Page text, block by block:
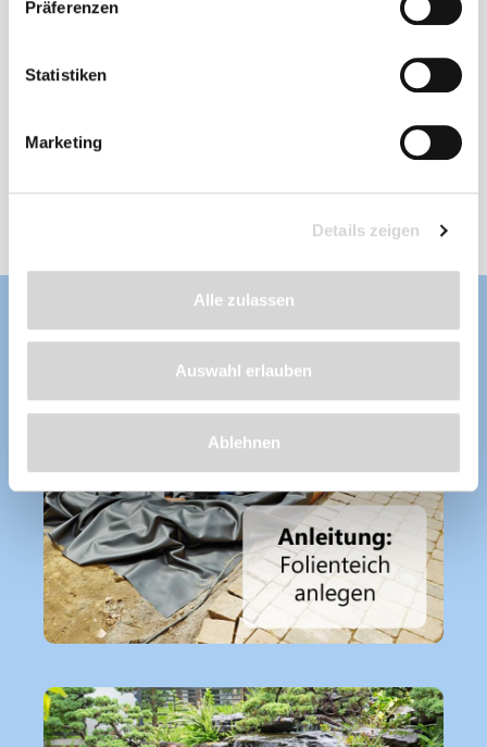
Präferenzen
Statistiken
Marketing
Details zeigen
Alle zulassen
Auswahl erlauben
Ablehnen
PVC-Teichfolie, schwarz, Stärke: 0,5 mm
Stärke: 0,5 mm
und unverbrauchten Rohstoffen hergestellt
ab 118,99 €